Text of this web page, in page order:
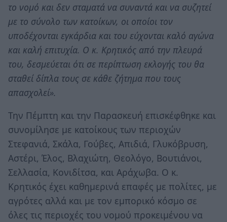
το νομό και δεν σταματά να συναντά και να συζητεί
με το σύνολο των κατοίκων, οι οποίοι τον
υποδέχονται εγκάρδια και του εύχονται καλό αγώνα
και καλή επιτυχία. Ο κ. Κρητικός από την πλευρά
του, δεσμεύεται ότι σε περίπτωση εκλογής του θα
σταθεί δίπλα τους σε κάθε ζήτημα που τους
απασχολεί».
Την Πέμπτη και την Παρασκευή επισκέφθηκε και
συνομίλησε με κατοίκους των περιοχών
Στεφανιά, Σκάλα, Γούβες, Απιδιά, Γλυκόβρυση,
Αστέρι, Έλος, Βλαχιώτη, Θεολόγο, Βουτιάνοι,
Σελλασία, Κονιδίτσα, και Αράχωβα. Ο κ.
Κρητικός έχει καθημερινά επαφές με πολίτες, με
αγρότες αλλά και με τον εμπορικό κόσμο σε
όλες τις περιοχές του νομού προκειμένου να